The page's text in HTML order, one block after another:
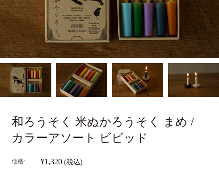
和ろうそく 米ぬかろうそく まめ /
カラーアソート ビビッド
価格: ¥1,320 (税込)